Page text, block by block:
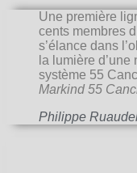
Une première
cents membres
s’élance dans
la lumière
système 55
Markind 55
Philippe